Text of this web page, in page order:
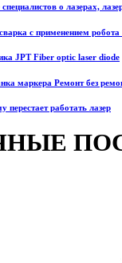
о лазерах,
с применением
JPT Fiber optic laser diode
маркера Ремонт без
работать лазер